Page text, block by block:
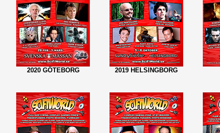
2020 GÖTEBORG 2019 HELSINGBORG